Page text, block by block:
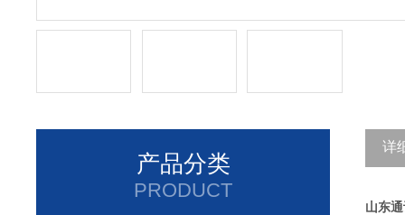
产品分类
PRODUCT
详
山东